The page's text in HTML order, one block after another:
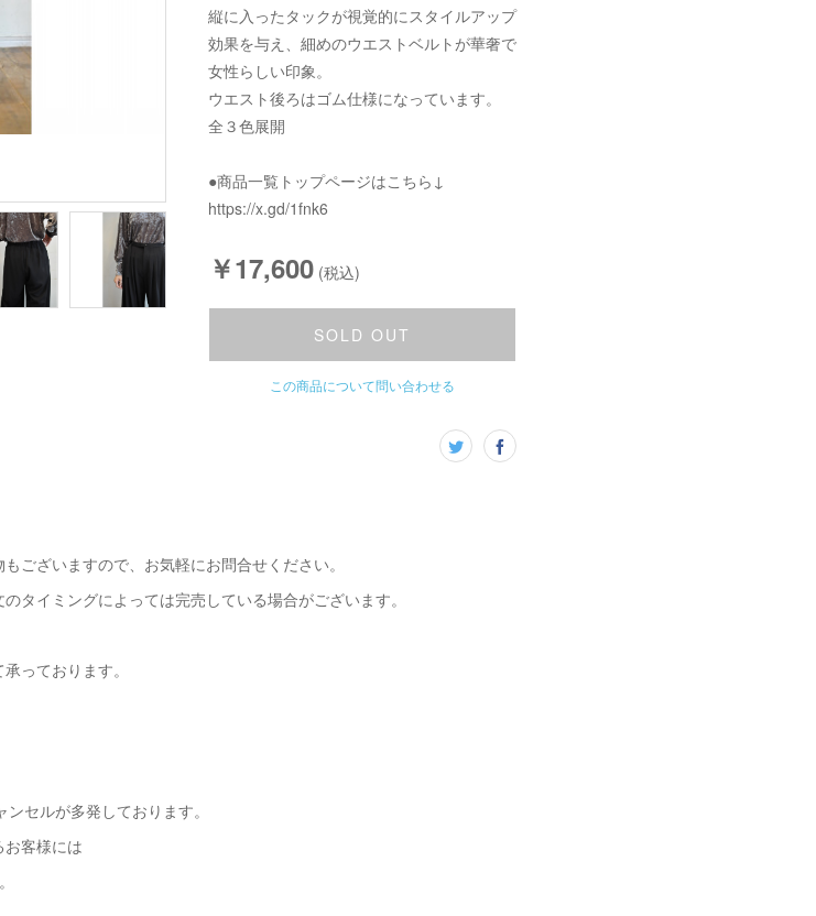
縦に入ったタックが視覚的にスタイルアップ
効果を与え、細めのウエストベルトが華奢で
女性らしい印象。
ウエスト後ろはゴム仕様になっています。
全３色展開
●商品一覧トップページはこちら↓
https://x.gd/1fnk6
￥17,600 (税込)
SOLD OUT
この商品について問い合わせる
ございますので、お気軽にお問合せください。
タイミングによっては完売している場合がございます。
っております。
セルが多発しております。
客様には